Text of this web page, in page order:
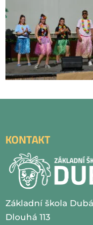
KONTAKT
Základní škola Dubá
Dlouhá 113